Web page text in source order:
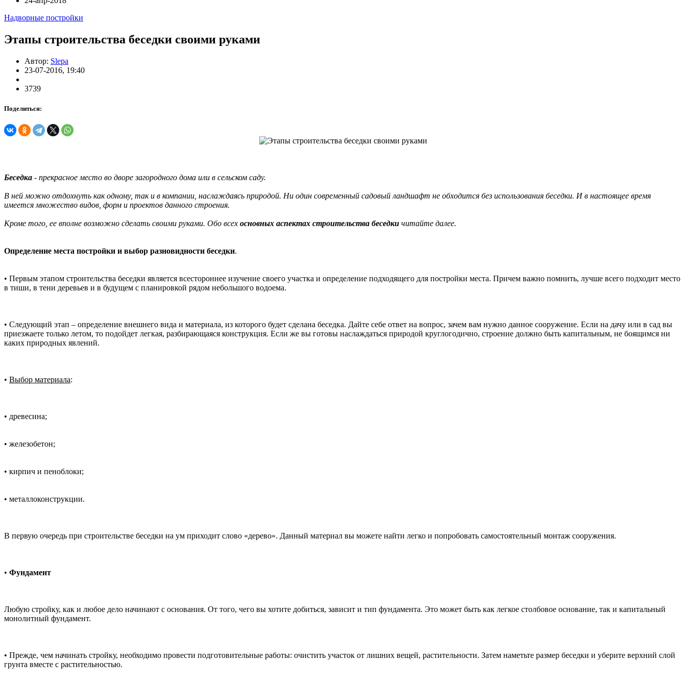
Надворные постройки
Этапы строительства беседки своими руками
Автор: Slepa
23-07-2016, 19:40
3739
Поделиться:
Беседка - прекрасное место во дворе загородного дома или в сельском саду.
В ней можно отдохнуть как одному, так и в компании, наслаждаясь природой. Ни один современный садовый ландшафт не обходится без использования беседки. И в настоящее время
имеется множество видов, форм и проектов данного строения.
Кроме того, ее вполне возможно сделать своими руками. Обо всех основных аспектах строительства беседки читайте далее.
Определение места постройки и выбор разновидности беседки.
• Первым этапом строительства беседки является всестороннее изучение своего участка и определение подходящего для постройки места. Причем важно помнить, лучше всего подходит место
в тиши, в тени деревьев и в будущем с планировкой рядом небольшого водоема.
• Следующий этап – определение внешнего вида и материала, из которого будет сделана беседка. Дайте себе ответ на вопрос, зачем вам нужно данное сооружение. Если на дачу или в сад вы
приезжаете только летом, то подойдет легкая, разбирающаяся конструкция. Если же вы готовы наслаждаться природой круглогодично, строение должно быть капитальным, не боящимся ни
каких природных явлений.
• Выбор материала:
• древесина;
• железобетон;
• кирпич и пеноблоки;
• металлоконструкции.
В первую очередь при строительстве беседки на ум приходит слово «дерево». Данный материал вы можете найти легко и попробовать самостоятельный монтаж сооружения.
• Фундамент
Любую стройку, как и любое дело начинают с основания. От того, чего вы хотите добиться, зависит и тип фундамента. Это может быть как легкое столбовое основание, так и капитальный
монолитный фундамент.
• Прежде, чем начинать стройку, необходимо провести подготовительные работы: очистить участок от лишних вещей, растительности. Затем наметьте размер беседки и уберите верхний слой
грунта вместе с растительностью.